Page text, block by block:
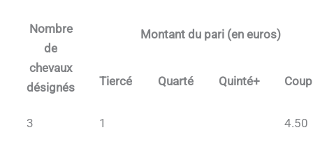
Nombre
de
chevaux
désignés
Montant du pari (en euros)
Tiercé Quarté Quinté+
3 1 4.50